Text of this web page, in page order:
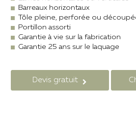
Barreaux horizontaux
Tôle pleine, perforée ou
Portillon assorti
Garantie à vie sur la fabrication
Garantie 25 ans sur le laquage
Devis gratuit